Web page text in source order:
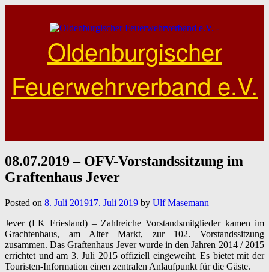
Oldenburgischer
Feuerwehrverband e.V.
08.07.2019 – OFV-Vorstandssitzung im
Graftenhaus Jever
Posted on 8. Juli 201917. Juli 2019 by Ulf Masemann
Jever (LK Friesland) – Zahlreiche Vorstandsmitglieder kamen im
Grachtenhaus, am Alter Markt, zur 102. Vorstandssitzung
zusammen. Das Graftenhaus Jever wurde in den Jahren 2014 / 2015
errichtet und am 3. Juli 2015 offiziell eingeweiht. Es bietet mit der
Touristen-Information einen zentralen Anlaufpunkt für die Gäste.